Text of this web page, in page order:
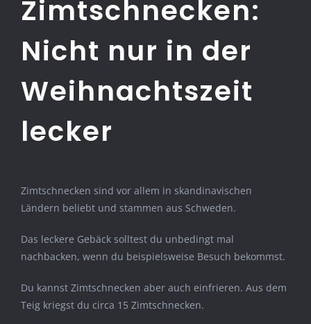
Zimtschnecken:
Nicht nur in der
Weihnachtszeit
lecker
Zimtschnecken sind vor allem in skandinavischen
Ländern beliebt und stammen aus Schweden.
Das leckere Gebäck solltest du unbedingt mal
nachbacken, wenn du beispielsweise Besuch bekommst.
Du kannst Zimtschnecken aber auch einfrieren. Aus dem
Teig kriegst du circa 15 Zimtschnecken.